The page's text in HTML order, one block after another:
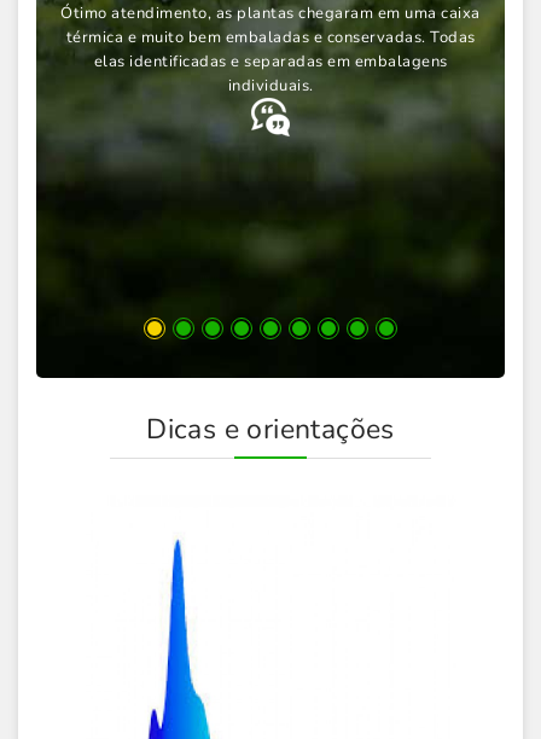
Ótimo atendimento, as plantas chegaram em uma caixa
térmica e muito bem embaladas e conservadas. Todas
elas identificadas e separadas em embalagens
individuais.
Dicas e orientações